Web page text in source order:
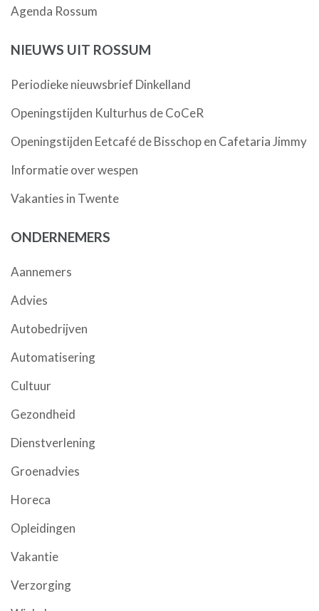
Agenda Rossum
NIEUWS UIT ROSSUM
Periodieke nieuwsbrief Dinkelland
Openingstijden Kulturhus de CoCeR
Openingstijden Eetcafé de Bisschop en Cafetaria Jimmy
Informatie over wespen
Vakanties in Twente
ONDERNEMERS
Aannemers
Advies
Autobedrijven
Automatisering
Cultuur
Gezondheid
Dienstverlening
Groenadvies
Horeca
Opleidingen
Vakantie
Verzorging